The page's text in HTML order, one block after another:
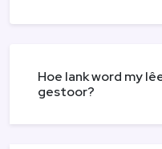
Hoe lank word my
gestoor?